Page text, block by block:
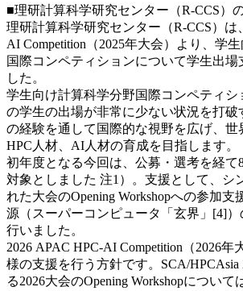
■理研計算科学研究センター（R-CCS）
理研計算科学研究センター（R-CCS）は
AI Competition（2025年大会）より、学
国際コンペティションについて学生出場
した。
学生向け計算科学分野国際コンペティシ
の学生の出場が非常に少ない状況を打破
の経験を通して国際的な視野を広げ、世
HPC人材、AI人材の育成を目指します。
初年度となる今回は、公募・選考を経て
対象としました 注1）。支援として、シ
れた大会のOpening Workshopへの参加支
源（スーパーコンピュータ「玄界」[4]
行いました。
2026 APAC HPC-AI Competition（2026年
様の支援を行う方針です。SCA/HPCAsia
る2026大会のOpening Workshopについ